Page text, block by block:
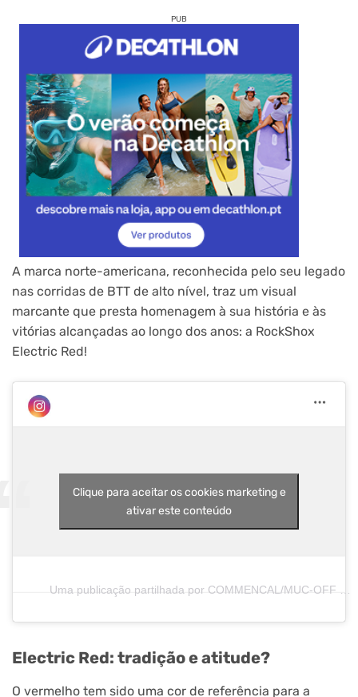
PUB
A marca norte-americana, reconhecida pelo seu legado
nas corridas de BTT de alto nível, traz um visual
marcante que presta homenagem à sua história e às
vitórias alcançadas ao longo dos anos: a RockShox
Electric Red!
Uma publicação partilhada por COMMENCAL/MUC-OFF by RA (@commencal_mucoff)
Clique para aceitar os cookies marketing e
ativar este conteúdo
Electric Red: tradição e atitude?
O vermelho tem sido uma cor de referência para a